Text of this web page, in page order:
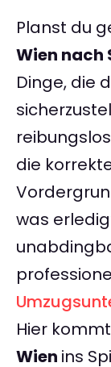
Planst du
Wien nach
Dinge, die
die
was
Hier kommt
Wien ins